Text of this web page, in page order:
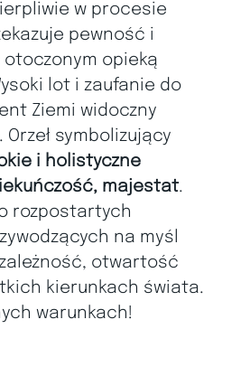
w procesie
pewność i
opieką
lot i zaufanie do
Ziemi widoczny
Orzeł symbolizujący
i holistyczne
majestat.
rozpostartych
na myśl
otwartość
kierunkach świata.
warunkach!